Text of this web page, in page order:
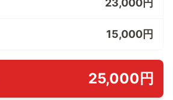
15,000円
25,000円